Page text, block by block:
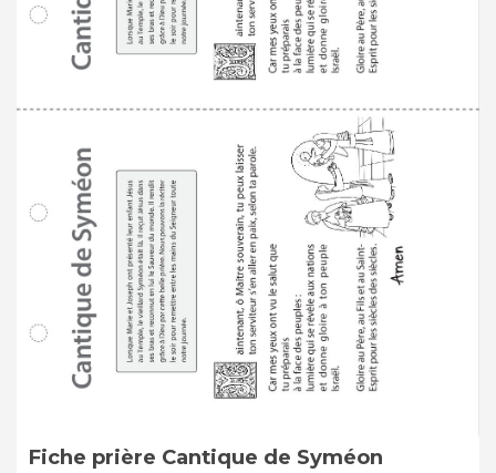
Fiche prière Cantique de Syméon